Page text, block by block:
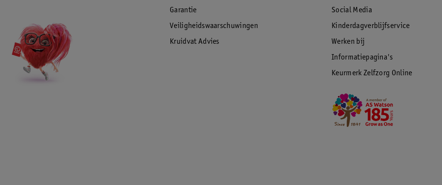
Garantie
Veiligheidswaarschuwingen
Kruidvat Advies
Social Media
Kinderdagverblijfservice
Werken bij
Informatiepagina's
Keurmerk Zelfzorg Online